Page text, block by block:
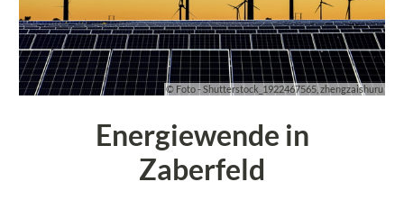
© Foto - Shutterstock_1922467565, zhengzaishuru
Energiewende in
Zaberfeld